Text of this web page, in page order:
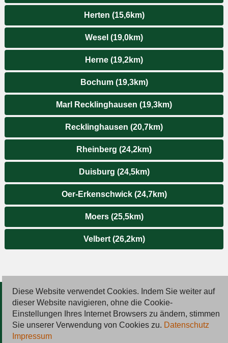
Herten (15,6km)
Wesel (19,0km)
Herne (19,2km)
Bochum (19,3km)
Marl Recklinghausen (19,3km)
Recklinghausen (20,7km)
Rheinberg (24,2km)
Duisburg (24,5km)
Oer-Erkenschwick (24,7km)
Moers (25,5km)
Velbert (26,2km)
© 2026 Deutsche Jobmarkt GmbH
Inserieren
Diese Website verwendet Cookies. Indem Sie weiter auf
dieser Website navigieren, ohne die Cookie-
Einstellungen Ihres Internet Browsers zu ändern, stimmen
Sie unserer Verwendung von Cookies zu. Datenschutz
Impressum